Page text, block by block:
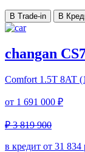
В Trade-in В
changan
Comfort 1.5T 8AT
от 1 691 000 ₽
₽ 3 819 900
в кредит от 31 834